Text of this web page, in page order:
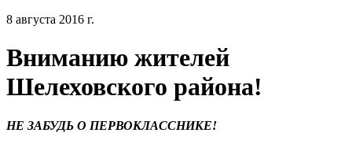
8 августа 2016 г.
Вниманию жителей
Шелеховского района!
НЕ ЗАБУДЬ О ПЕРВОКЛАССНИКЕ!